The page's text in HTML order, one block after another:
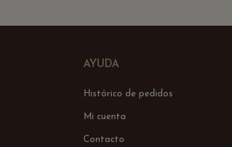
AYUDA
Histórico de pedidos
Mi cuenta
Contacto